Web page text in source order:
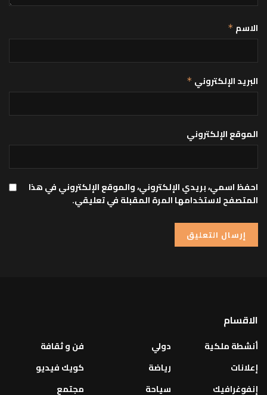
الاسم *
البريد الإلكتروني *
الموقع الإلكتروني
احفظ اسمي، بريدي الإلكتروني، والموقع الإلكتروني في هذا
المتصفح لاستخدامها المرة المقبلة في تعليقي.
الاقسام
أنشطة ملكية
إعلانات
إنفوغرافيك
دولي
رياضة
سياحة
فن و ثقافة
كويك فيديو
مجتمع